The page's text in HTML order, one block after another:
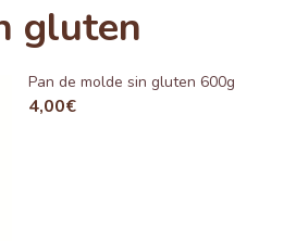
gluten
Pan de molde sin gluten 600g
4,00€